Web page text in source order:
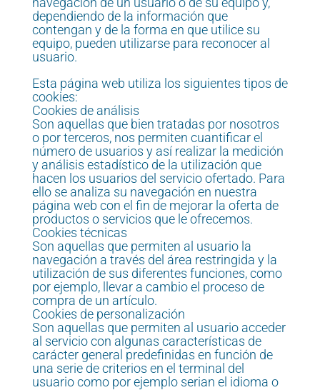
dependiendo de la información que
contengan y de la forma en que utilice su
equipo, pueden utilizarse para reconocer al
usuario.
Esta página web utiliza los siguientes tipos de
cookies:
Cookies de análisis
Son aquellas que bien tratadas por nosotros
o por terceros, nos permiten cuantificar el
número de usuarios y así realizar la medición
y análisis estadístico de la utilización que
hacen los usuarios del servicio ofertado. Para
ello se analiza su navegación en nuestra
página web con el fin de mejorar la oferta de
productos o servicios que le ofrecemos.
Cookies técnicas
Son aquellas que permiten al usuario la
navegación a través del área restringida y la
utilización de sus diferentes funciones, como
por ejemplo, llevar a cambio el proceso de
compra de un artículo.
Cookies de personalización
Son aquellas que permiten al usuario acceder
al servicio con algunas características de
carácter general predefinidas en función de
una serie de criterios en el terminal del
usuario como por ejemplo serian el idioma o